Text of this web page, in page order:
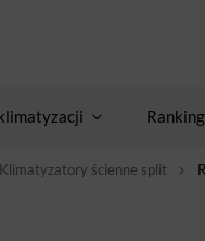
Klimatyzatory ścienne split